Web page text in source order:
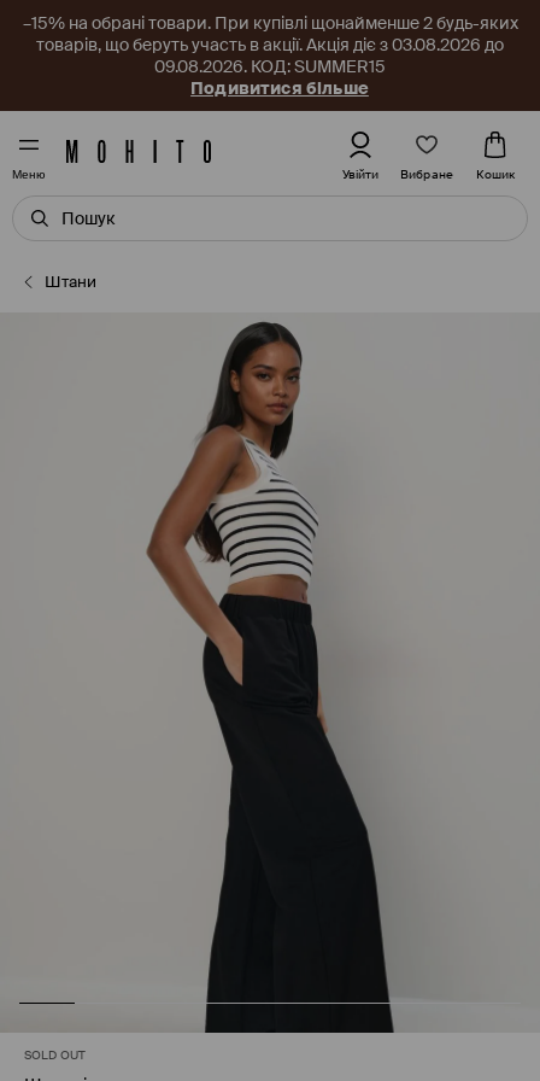
–15% на обрані товари. При купівлі щонайменше 2 будь-яких
товарів, що беруть участь в акції. Акція діє з 03.08.2026 до
09.08.2026. КОД: SUMMER15
Подивитися більше
Меню Увійти Вибране Кошик
Штани
SOLD OUT